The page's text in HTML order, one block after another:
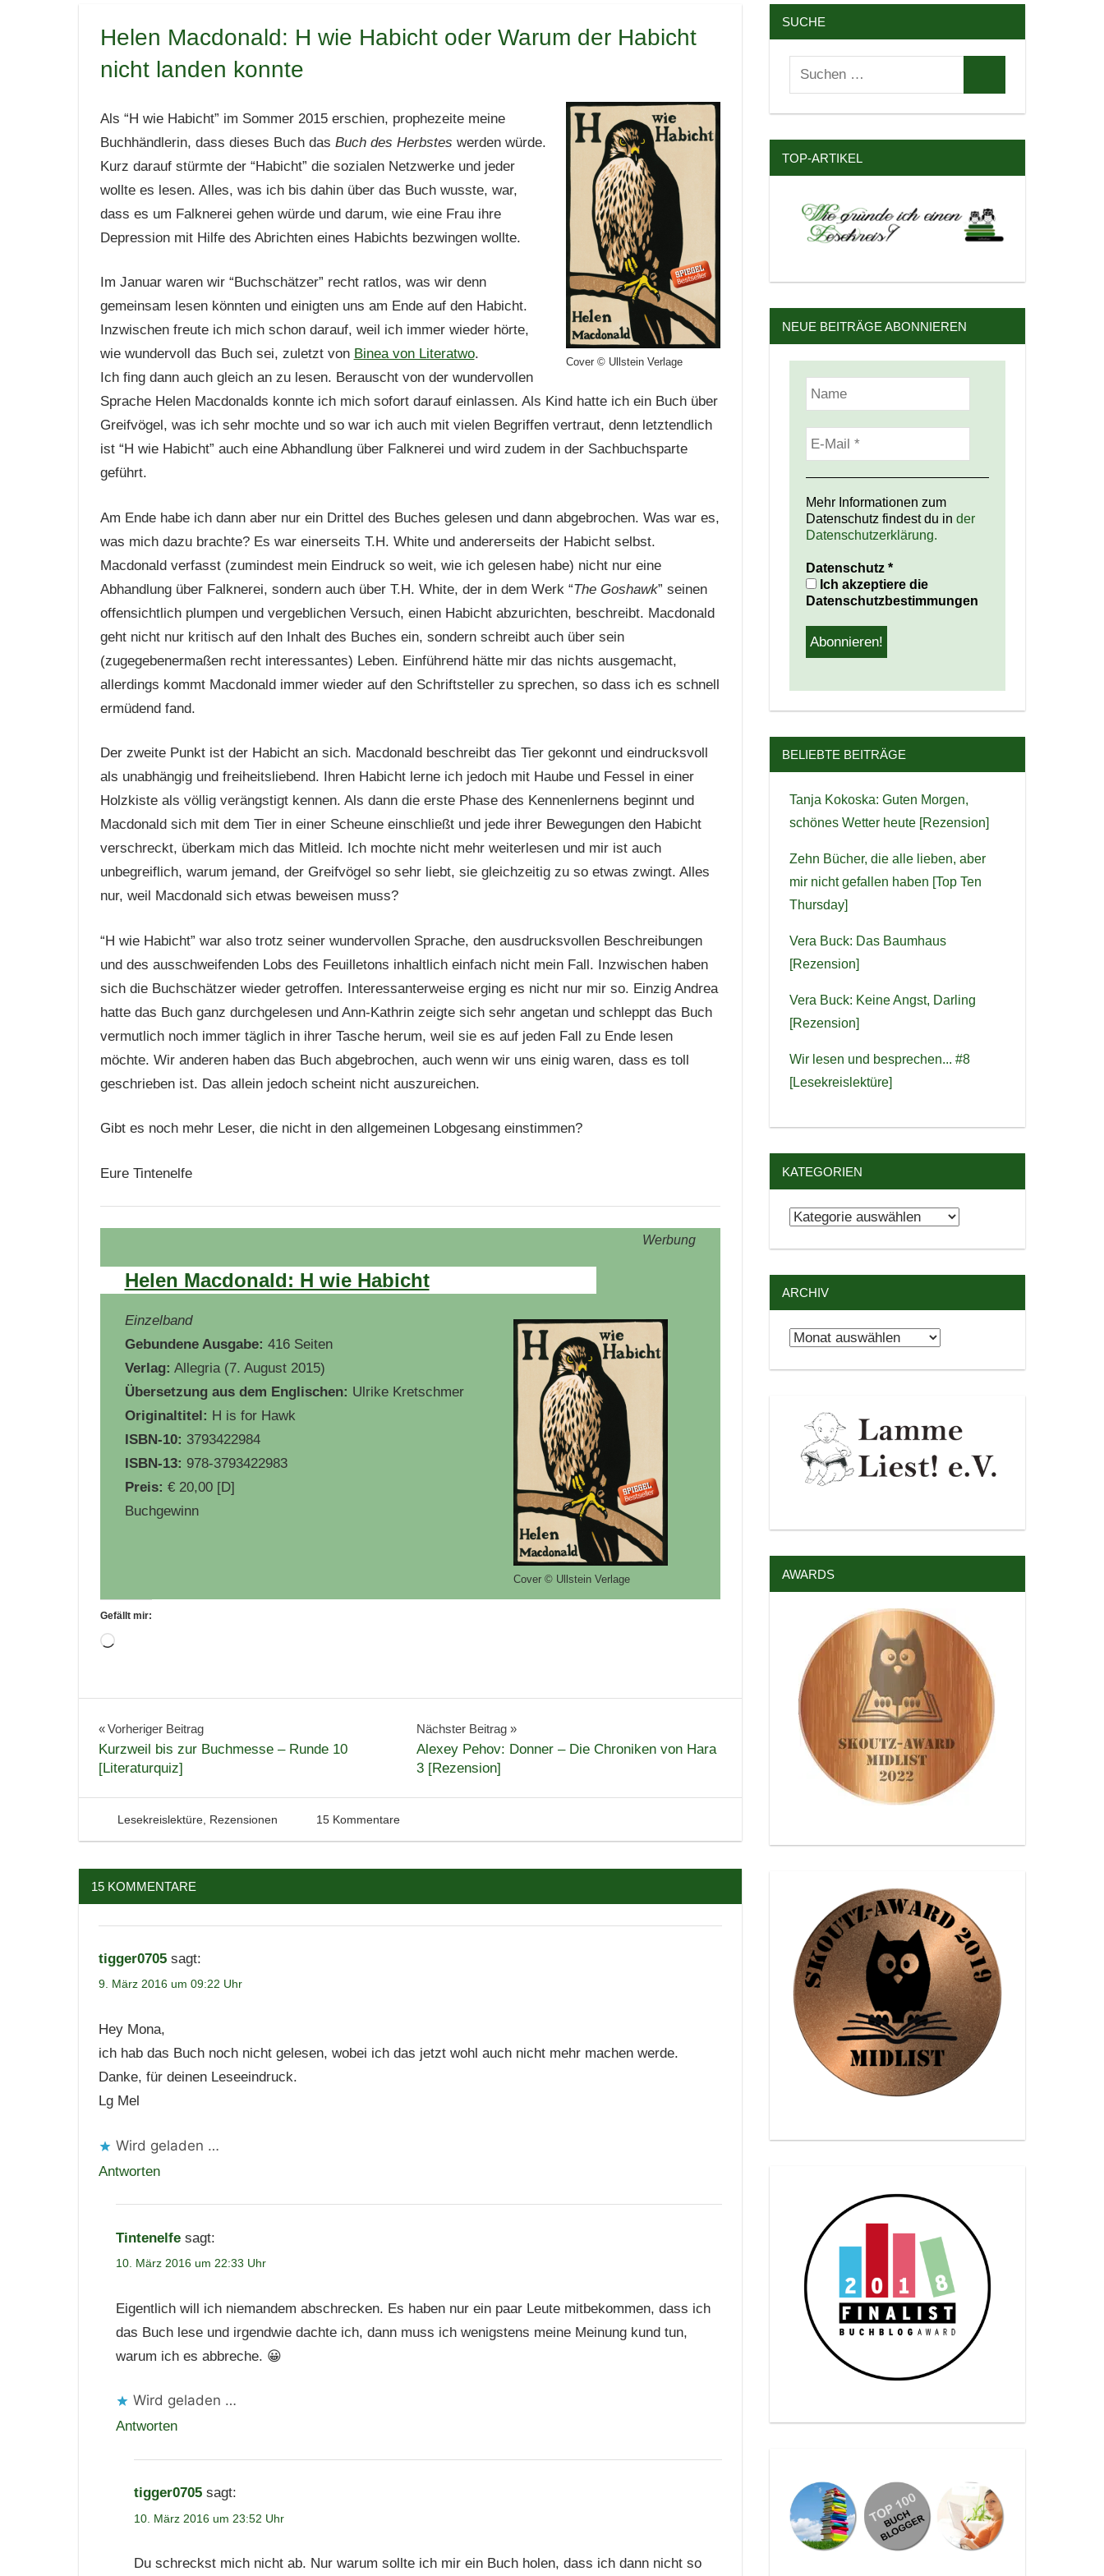
Helen Macdonald: H wie Habicht oder Warum der Habicht
nicht landen konnte
Cover © Ullstein Verlage
Als “H wie Habicht” im Sommer 2015 erschien, prophezeite meine
Buchhändlerin, dass dieses Buch das Buch des Herbstes werden würde.
Kurz darauf stürmte der “Habicht” die sozialen Netzwerke und jeder
wollte es lesen. Alles, was ich bis dahin über das Buch wusste, war,
dass es um Falknerei gehen würde und darum, wie eine Frau ihre
Depression mit Hilfe des Abrichten eines Habichts bezwingen wollte.
Im Januar waren wir “Buchschätzer” recht ratlos, was wir denn
gemeinsam lesen könnten und einigten uns am Ende auf den Habicht.
Inzwischen freute ich mich schon darauf, weil ich immer wieder hörte,
wie wundervoll das Buch sei, zuletzt von Binea von Literatwo.
Ich fing dann auch gleich an zu lesen. Berauscht von der wundervollen
Sprache Helen Macdonalds konnte ich mich sofort darauf einlassen. Als Kind hatte ich ein Buch über
Greifvögel, was ich sehr mochte und so war ich auch mit vielen Begriffen vertraut, denn letztendlich
ist “H wie Habicht” auch eine Abhandlung über Falknerei und wird zudem in der Sachbuchsparte
geführt.
Am Ende habe ich dann aber nur ein Drittel des Buches gelesen und dann abgebrochen. Was war es,
was mich dazu brachte? Es war einerseits T.H. White und andererseits der Habicht selbst.
Macdonald verfasst (zumindest mein Eindruck so weit, wie ich gelesen habe) nicht nur eine
Abhandlung über Falknerei, sondern auch über T.H. White, der in dem Werk “The Goshawk” seinen
offensichtlich plumpen und vergeblichen Versuch, einen Habicht abzurichten, beschreibt. Macdonald
geht nicht nur kritisch auf den Inhalt des Buches ein, sondern schreibt auch über sein
(zugegebenermaßen recht interessantes) Leben. Einführend hätte mir das nichts ausgemacht,
allerdings kommt Macdonald immer wieder auf den Schriftsteller zu sprechen, so dass ich es schnell
ermüdend fand.
Der zweite Punkt ist der Habicht an sich. Macdonald beschreibt das Tier gekonnt und eindrucksvoll
als unabhängig und freiheitsliebend. Ihren Habicht lerne ich jedoch mit Haube und Fessel in einer
Holzkiste als völlig verängstigt kennen. Als dann die erste Phase des Kennenlernens beginnt und
Macdonald sich mit dem Tier in einer Scheune einschließt und jede ihrer Bewegungen den Habicht
verschreckt, überkam mich das Mitleid. Ich mochte nicht mehr weiterlesen und mir ist auch
unbegreiflich, warum jemand, der Greifvögel so sehr liebt, sie gleichzeitig zu so etwas zwingt. Alles
nur, weil Macdonald sich etwas beweisen muss?
“H wie Habicht” war also trotz seiner wundervollen Sprache, den ausdrucksvollen Beschreibungen
und des ausschweifenden Lobs des Feuilletons inhaltlich einfach nicht mein Fall. Inzwischen haben
sich die Buchschätzer wieder getroffen. Interessanterweise erging es nicht nur mir so. Einzig Andrea
hatte das Buch ganz durchgelesen und Ann-Kathrin zeigte sich sehr angetan und schleppt das Buch
vermutlich noch immer täglich in ihrer Tasche herum, weil sie es auf jeden Fall zu Ende lesen
möchte. Wir anderen haben das Buch abgebrochen, auch wenn wir uns einig waren, dass es toll
geschrieben ist. Das allein jedoch scheint nicht auszureichen.
Gibt es noch mehr Leser, die nicht in den allgemeinen Lobgesang einstimmen?
Eure Tintenelfe
Werbung
Helen Macdonald: H wie Habicht
Einzelband
Gebundene Ausgabe: 416 Seiten
Verlag: Allegria (7. August 2015)
Übersetzung aus dem Englischen: Ulrike Kretschmer
Originaltitel: H is for Hawk
ISBN-10: 3793422984
ISBN-13: 978-3793422983
Preis: € 20,00 [D]
Buchgewinn
Cover © Ullstein Verlage
Gefällt mir:
Wird
Bücher
Buchschätzer
Literatur
Beitragsnavigation
Vorheriger Beitrag
Kurzweil bis zur Buchmesse – Runde 10
[Literaturquiz]
Nächster Beitrag
Alexey Pehov: Donner – Die Chroniken von Hara
3 [Rezension]
9. März 2016
Tintenhain
Lesekreislektüre, Rezensionen 15 Kommentare
15 KOMMENTARE
tigger0705 sagt:
9. März 2016 um 09:22 Uhr
Hey Mona,
ich hab das Buch noch nicht gelesen, wobei ich das jetzt wohl auch nicht mehr machen werde.
Danke, für deinen Leseeindruck.
Lg Mel
Wird geladen …
Antworten
Tintenelfe sagt:
10. März 2016 um 22:33 Uhr
Eigentlich will ich niemandem abschrecken. Es haben nur ein paar Leute mitbekommen, dass ich
das Buch lese und irgendwie dachte ich, dann muss ich wenigstens meine Meinung kund tun,
warum ich es abbreche. 😀
Wird geladen …
Antworten
tigger0705 sagt:
10. März 2016 um 23:52 Uhr
Du schreckst mich nicht ab. Nur warum sollte ich mir ein Buch holen, dass ich dann nicht so
SUCHE
Suchen
nach:
TOP-ARTIKEL
NEUE BEITRÄGE ABONNIEREN
Mehr Informationen zum
Datenschutz findest du in der
Datenschutzerklärung.
Datenschutz *
Ich akzeptiere die
Datenschutzbestimmungen
BELIEBTE BEITRÄGE
Tanja Kokoska: Guten Morgen,
schönes Wetter heute [Rezension]
Zehn Bücher, die alle lieben, aber
mir nicht gefallen haben [Top Ten
Thursday]
Vera Buck: Das Baumhaus
[Rezension]
Vera Buck: Keine Angst, Darling
[Rezension]
Wir lesen und besprechen... #8
[Lesekreislektüre]
KATEGORIEN
Kategorien
ARCHIV
Archiv
AWARDS